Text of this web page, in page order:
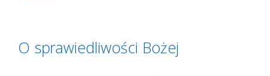
O sprawiedliwości Bożej